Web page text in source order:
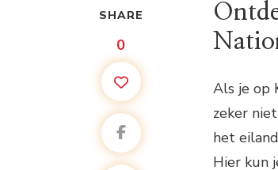
SHARE
0
Als je op
zeker
het
Hier kun